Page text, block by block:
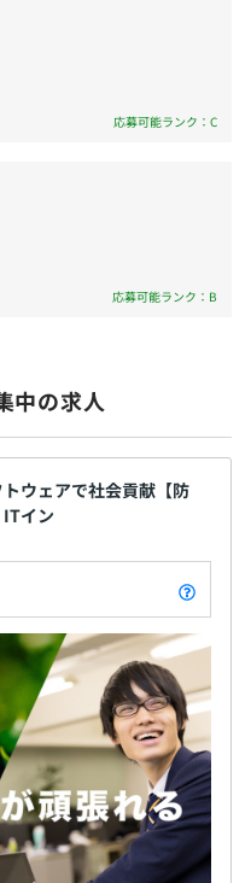
属しています
金保険、雇用保険・労災
応募可能ランク：C
応募可能ランク：B
中の求人
トウェアで社会貢献【防
イン